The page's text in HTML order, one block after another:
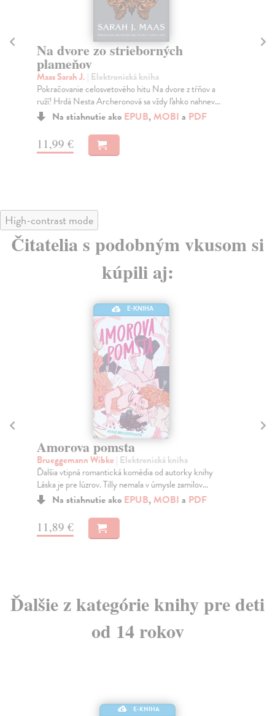
Na dvore zo strieborných
plameňov
Maas Sarah J. | Elektronická kniha
Pokračovanie celosvetového hitu Na dvore z tŕňov a
ruží! Hrdá Nesta Archeronová sa vždy ľahko nahnev...
Na stiahnutie ako EPUB,MOBI a PDF
11,99 €
High-contrast mode
Čitatelia s podobným vkusom si
kúpili aj:
E-KNIHA
Amorova pomsta
Brueggemann Wibke | Elektronická kniha
Ďalšia vtipná romantická komédia od autorky knihy
Láska je pre lúzrov. Tilly nemala v úmysle zamilov...
Na stiahnutie ako EPUB,MOBI a PDF
11,89 €
Ďalšie z kategórie knihy pre deti
od 14 rokov
E-KNIHA